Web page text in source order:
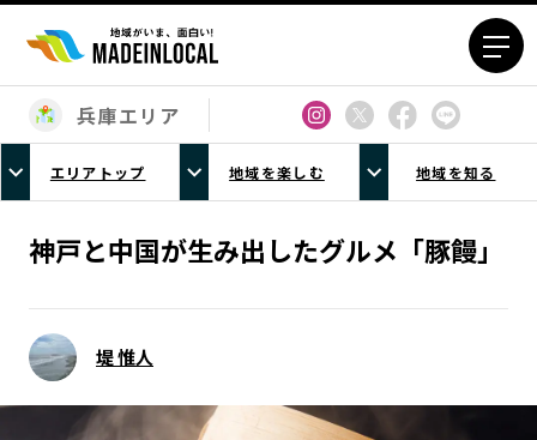
エリアから探す
北海道エリア
青森エリア
岩手エリア
宮城エリア
秋田エリア
山形エリア
福島エリア
茨城エリア
栃木エリア
埼玉エリア
東京23区エリア
多摩エリア
兵庫エリア
エリアトップ 地域を楽しむ 地域を知る
神戸と中国が生み出したグルメ「豚饅」
堤 惟人